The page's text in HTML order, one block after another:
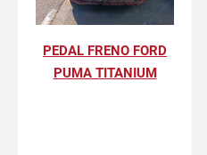
PEDAL FRENO FORD
PUMA TITANIUM